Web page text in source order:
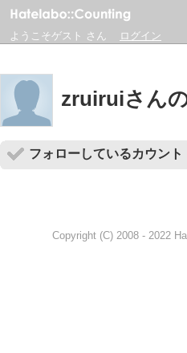
ようこそゲスト さん ログイン
zruiruiさん
フォローしているカウント
Copyright (C) 2008 - 2022